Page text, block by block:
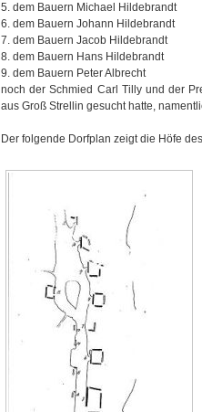
5. dem Bauern Michael Hildebrandt
6. dem Bauern Johann Hildebrandt
7. dem Bauern Jacob Hildebrandt
8. dem Bauern Hans Hildebrandt
9. dem Bauern Peter Albrecht
noch der Schmied Carl Tilly und der
aus Groß Strellin gesucht hatte,
Der folgende Dorfplan zeigt die Höfe